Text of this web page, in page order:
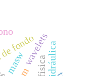
masw
fondo
waveletshidráulica